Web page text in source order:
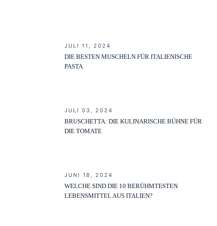
JULI 11, 2024
DIE BESTEN MUSCHELN FÜR ITALIENISCHE
PASTA
JULI 03, 2024
BRUSCHETTA: DIE KULINARISCHE BÜHNE FÜR
DIE TOMATE
JUNI 18, 2024
WELCHE SIND DIE 10 BERÜHMTESTEN
LEBENSMITTEL AUS ITALIEN?